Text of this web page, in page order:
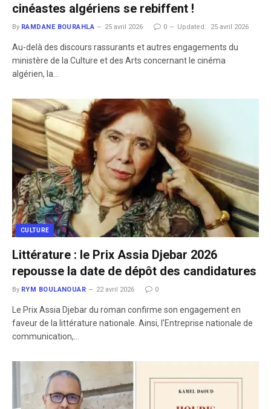
cinéastes algériens se rebiffent !
By RAMDANE BOURAHLA 25 avril 2026 0 Updated: 25 avril 2026
Au-delà des discours rassurants et autres engagements du
ministère de la Culture et des Arts concernant le cinéma
algérien, la…
CULTURE
Littérature : le Prix Assia Djebar 2026
repousse la date de dépôt des candidatures
By RYM BOULANOUAR 22 avril 2026 0
Le Prix Assia Djebar du roman confirme son engagement en
faveur de la littérature nationale. Ainsi, l’Entreprise nationale de
communication,…